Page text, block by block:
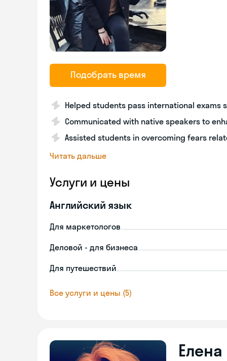
Подобрать время
Helped students pass international exams
Communicated with native speakers to
Assisted students in overcoming fears
Читать дальше
Услуги и цены
Английский язык
Для маркетологов
Деловой - для бизнеса
Для путешествий
Все услуги и цены (5)
Елена